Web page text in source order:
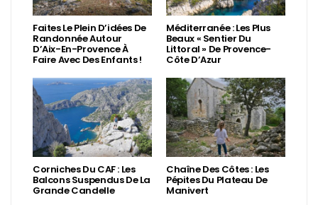
Faites Le Plein D’idées De
Randonnée Autour
D’Aix-En-Provence À
Faire Avec Des Enfants !
Méditerranée : Les Plus
Beaux « Sentier Du
Littoral » De Provence-
Côte D’Azur
Corniches Du CAF : Les
Balcons Suspendus De La
Grande Candelle
Chaîne Des Côtes : Les
Pépites Du Plateau De
Manivert